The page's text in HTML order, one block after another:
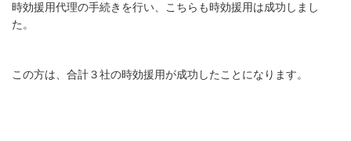
時効援用代理の手続きを行い、こちらも時効援用は成功しまし
た。
この方は、合計３社の時効援用が成功したことになります。